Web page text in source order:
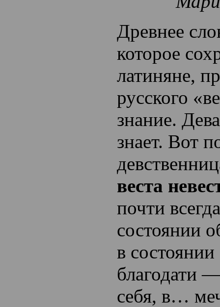
Древнее
которое
латиняне,
русского
знание.
знает. Вот
веста
почти
состоянии
в
благодати
себя, в…